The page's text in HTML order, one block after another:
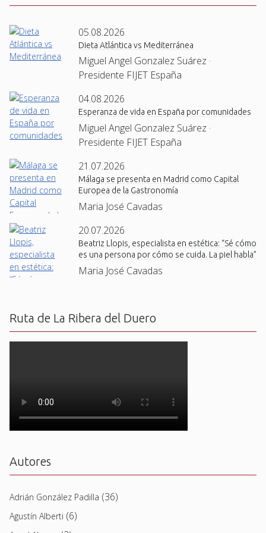
05.08.2026
Dieta Atlántica vs Mediterránea
Miguel Angel Gonzalez Suárez ·
Presidente FIJET España
04.08.2026
Esperanza de vida en España por comunidades
Miguel Angel Gonzalez Suárez ·
Presidente FIJET España
21.07.2026
Málaga se presenta en Madrid como Capital
Europea de la Gastronomía
Maria José Cavadas
20.07.2026
Beatriz Llopis, especialista en estética: “Sé cómo
es una persona por cómo se cuida. La piel habla”
Maria José Cavadas
Ruta de La Ribera del Duero
Autores
Adrián González Padilla (36)
Agustín Alberti (6)